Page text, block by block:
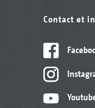
Contact et